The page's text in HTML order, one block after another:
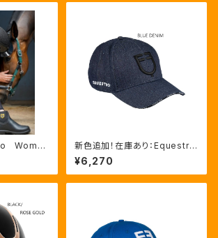
Wome
ート フル
）
新色追加！在庫あり：Equestro
Unisex ベースボールキャ
ップ 17色 (ETU03003）
¥6,270